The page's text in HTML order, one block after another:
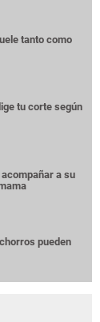
tanto como
tu corte según
a su
pueden